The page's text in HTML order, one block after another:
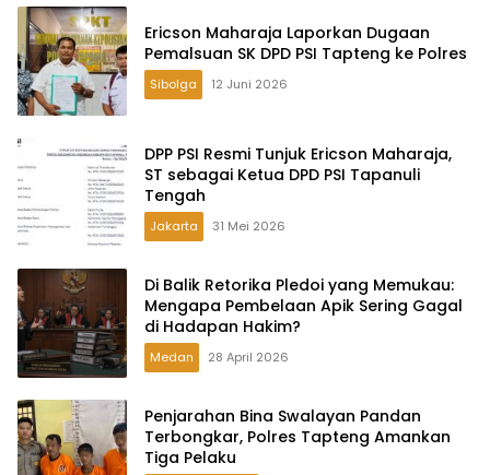
Ericson Maharaja Laporkan Dugaan
Pemalsuan SK DPD PSI Tapteng ke Polres
Sibolga 12 Juni 2026
DPP PSI Resmi Tunjuk Ericson Maharaja,
ST sebagai Ketua DPD PSI Tapanuli
Tengah
Jakarta 31 Mei 2026
Di Balik Retorika Pledoi yang Memukau:
Mengapa Pembelaan Apik Sering Gagal
di Hadapan Hakim?
Medan 28 April 2026
Penjarahan Bina Swalayan Pandan
Terbongkar, Polres Tapteng Amankan
Tiga Pelaku